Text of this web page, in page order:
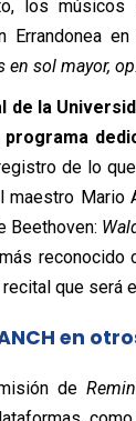
los músicos
Errandonea
en sol mayor,
de la
de lo
maestro Mario
Beethoven:
reconocido
recital que será
en
de